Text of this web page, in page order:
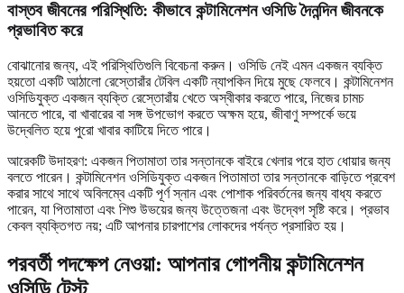
বাস্তব জীবনের পরিস্থিতি: কীভাবে কন্টামিনেশন ওসিডি দৈনন্দিন জীবনকে
প্রভাবিত করে
বোঝানোর জন্য, এই পরিস্থিতিগুলি বিবেচনা করুন। ওসিডি নেই এমন একজন ব্যক্তি
হয়তো একটি আঠালো রেস্তোরাঁর টেবিল একটি ন্যাপকিন দিয়ে মুছে ফেলবে। কন্টামিনেশন
ওসিডিযুক্ত একজন ব্যক্তি রেস্তোরাঁয় খেতে অস্বীকার করতে পারে, নিজের চামচ
আনতে পারে, বা খাবারের বা সঙ্গ উপভোগ করতে অক্ষম হয়ে, জীবাণু সম্পর্কে ভয়ে
উদ্বেলিত হয়ে পুরো খাবার কাটিয়ে দিতে পারে।
আরেকটি উদাহরণ: একজন পিতামাতা তার সন্তানকে বাইরে খেলার পরে হাত ধোয়ার জন্য
বলতে পারেন। কন্টামিনেশন ওসিডিযুক্ত একজন পিতামাতা তার সন্তানকে বাড়িতে প্রবেশ
করার সাথে সাথে অবিলম্বে একটি পূর্ণ স্নান এবং পোশাক পরিবর্তনের জন্য বাধ্য করতে
পারেন, যা পিতামাতা এবং শিশু উভয়ের জন্য উত্তেজনা এবং উদ্বেগ সৃষ্টি করে। প্রভাব
কেবল ব্যক্তিগত নয়; এটি আপনার চারপাশের লোকদের পর্যন্ত প্রসারিত হয়।
পরবর্তী পদক্ষেপ নেওয়া: আপনার গোপনীয়কন্টামিনেশন